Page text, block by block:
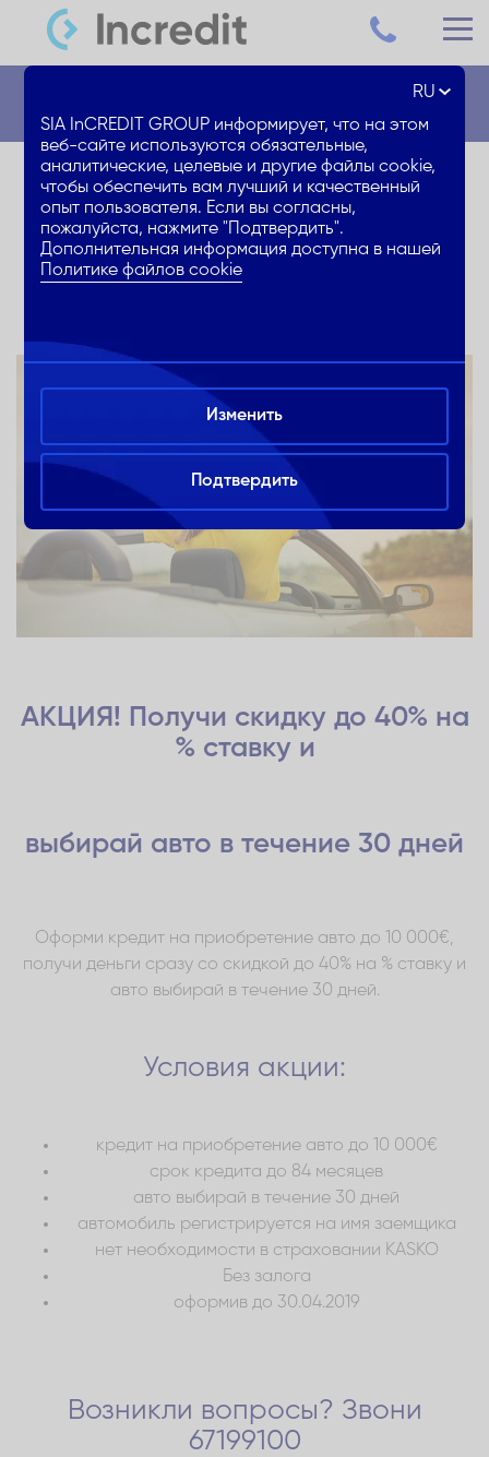
Кредит на покупку авто со
скидкой до 40% на %
ставку
АКЦИЯ! Получи скидку до 40% на
% ставку и
выбирай авто в течение 30 дней
Оформи кредит на приобретение авто до 10 000€,
получи деньги сразу со скидкой до 40% на % ставку и
авто выбирай в течение 30 дней.
Условия акции:
кредит на приобретение авто до 10 000€
срок кредита до 84 месяцев
авто выбирай в течение 30 дней
автомобиль регистрируется на имя заемщика
нет необходимости в страховании KASKO
Без залога
оформив до 30.04.2019
Возникли вопросы? Звони
67199100
RU
SIA InCREDIT GROUP информирует, что на этом
веб-сайте используются обязательные,
аналитические, целевые и другие файлы cookie,
чтобы обеспечить вам лучший и качественный
опыт пользователя. Если вы согласны,
пожалуйста, нажмите "Подтвердить".
Дополнительная информация доступна в нашей
Политике файлов cookie
Изменить
Подтвердить